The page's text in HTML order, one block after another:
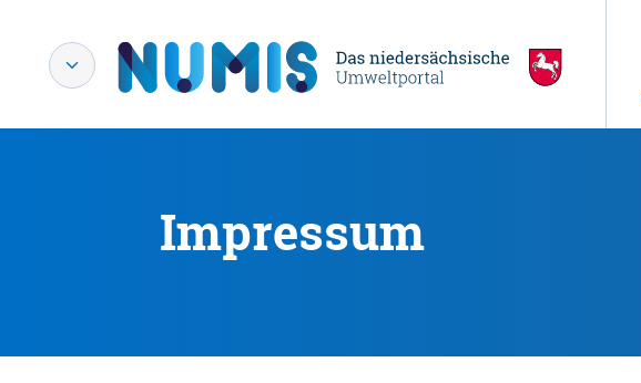
Impressum